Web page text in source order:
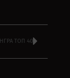
ТОП 40